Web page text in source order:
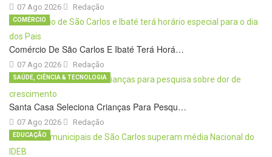
07 Ago 2026 Redação
Comércio De São Carlos E Ibaté Terá Horá…
07 Ago 2026
COMÉRCIO
Redação
Santa Casa Seleciona Crianças Para Pesqu…
07 Ago 2026
SAÚDE, CIÊNCIA & TECNOLOGIA
Redação
EDUCAÇÃO